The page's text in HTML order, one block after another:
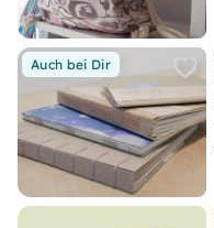
Auch bei Dir